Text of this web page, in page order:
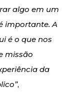
algo em um
importante. A
é o que nos
missão
da
,